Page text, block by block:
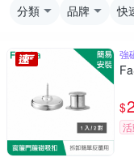
分類 品牌 快
強
$